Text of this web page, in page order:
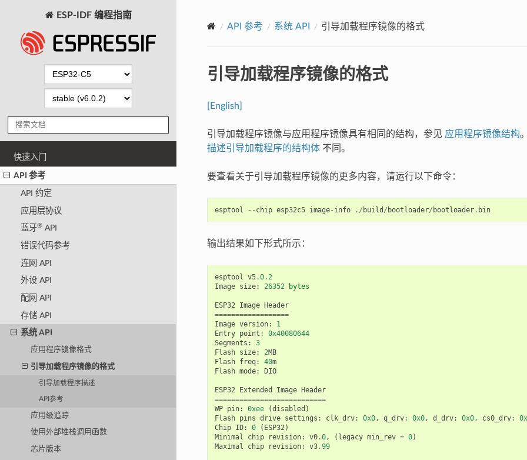
ESP-IDF 编程指南
快速入门
API 参考
API 约定
应用层协议
蓝牙®API
错误代码参考
连网 API
外设 API
配网 API
存储 API
系统 API
应用程序镜像格式
引导加载程序镜像的格式
引导加载程序描述
API参考
应用级追踪
使用外部堆栈调用函数
芯片版本
API 参考 系统 API 引导加载程序镜像的格式
引导加载程序镜像的格式
[English]
引导加载程序镜像与应用程序镜像具有相同的结构，参见 应用程序镜像结构
描述引导加载程序的结构体不同。
要查看关于引导加载程序镜像的更多内容，请运行以下命令：
esptool -- chip esp32c5 image- info ./ build / bootloader/ bootloader. bin
输出结果如下形式所示：
esptool v5.0.2
Image size: 26352 bytes
ESP32 Image Header
==================
Image version:
1
Entry point :
0x40080644
Segments :
3
Flash size: 2MB
Flash freq: 40m
Flash mode: DIO
ESP32 Extended Image Header
===========================
WP pin: 0xee (disabled )
Flash pins drive settings : clk_drv: 0x0, q_drv: 0x0, d_drv: 0x0, cs0_drv:
Chip ID: 0 ( ESP32)
Minimal
chip revision: v0.0, ( legacy min_rev = 0)
Maximal
chip revision: v3.99